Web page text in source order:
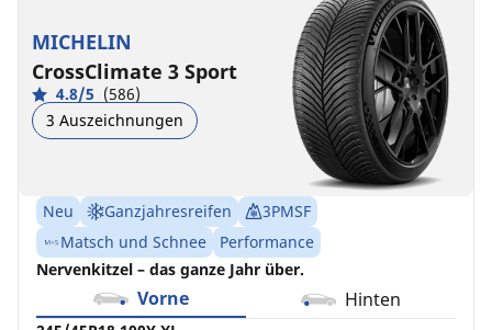
MICHELIN
CrossClimate 3 Sport
4.8/5 (586)
3 Auszeichnungen
Neu Ganzjahresreifen
3PMSF
Matsch und Schnee
Performance
Nervenkitzel – das ganze Jahr über.
Vorne Hinten